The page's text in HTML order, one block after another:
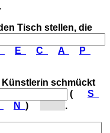
Tisch stellen, die
E C A
P
Künstlerin schmückt
(
S
N ) .